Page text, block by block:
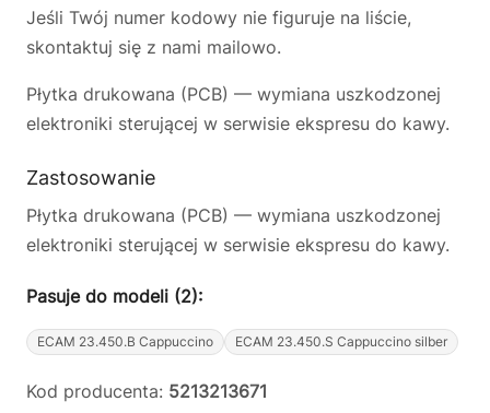
Jeśli Twój numer kodowy nie figuruje na liście,
skontaktuj się z nami mailowo.
Płytka drukowana (PCB) — wymiana uszkodzonej
elektroniki sterującej w serwisie ekspresu do kawy.
Zastosowanie
Płytka drukowana (PCB) — wymiana uszkodzonej
elektroniki sterującej w serwisie ekspresu do kawy.
Pasuje do modeli (2):
ECAM 23.450.B Cappuccino ECAM 23.450.S Cappuccino silber
Kod producenta: 5213213671